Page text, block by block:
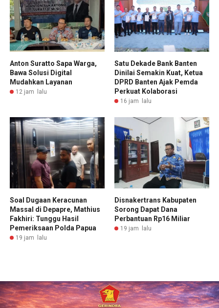
Anton Suratto Sapa Warga,
Bawa Solusi Digital
Mudahkan Layanan
12 jam lalu
Satu Dekade Bank Banten
Dinilai Semakin Kuat, Ketua
DPRD Banten Ajak Pemda
Perkuat Kolaborasi
16 jam lalu
Soal Dugaan Keracunan
Massal di Depapre, Mathius
Fakhiri: Tunggu Hasil
Pemeriksaan Polda Papua
19 jam lalu
Disnakertrans Kabupaten
Sorong Dapat Dana
Perbantuan Rp16 Miliar
19 jam lalu